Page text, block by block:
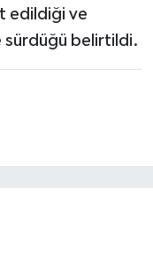
edildiği ve
sürdüğü belirtildi.